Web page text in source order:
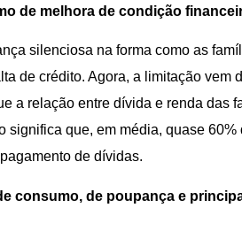
de melhora de condição
silenciosa na forma como as
de crédito. Agora, a limitação vem
a relação entre dívida e renda das
significa que, em média, quase 60%
de dívidas.
consumo, de poupança e